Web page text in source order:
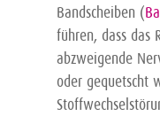
Bandscheiben (
führen, dass das
abzweigende
oder gequetscht